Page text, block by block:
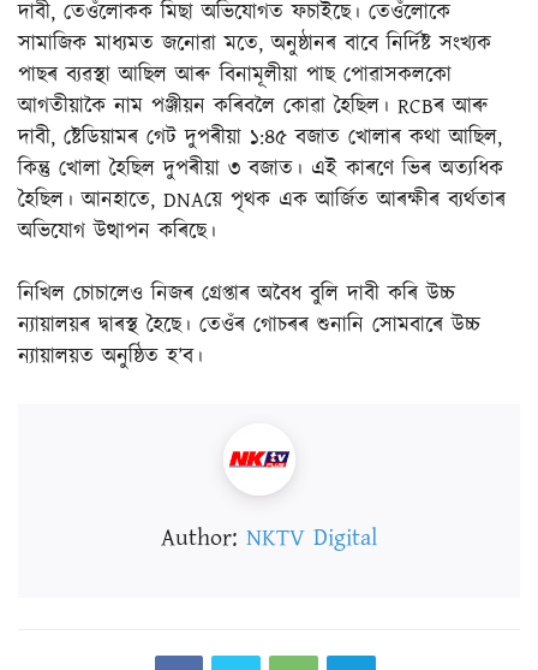
দাবী, তেওঁলোকক মিছা অভিযোগত ফচাইছে। তেওঁলোকে
সামাজিক মাধ্যমত জনোৱা মতে, অনুষ্ঠানৰ বাবে নিৰ্দিষ্ট সংখ্যক
পাছৰ ব্যৱস্থা আছিল আৰু বিনামূলীয়া পাছ পোৱাসকলকো
আগতীয়াকৈ নাম পঞ্জীয়ন কৰিবলৈ কোৱা হৈছিল। RCBৰ আৰু
দাবী, ষ্টেডিয়ামৰ গেট দুপৰীয়া ১:৪৫ বজাত খোলাৰ কথা আছিল,
কিন্তু খোলা হৈছিল দুপৰীয়া ৩ বজাত। এই কাৰণে ভিৰ অত্যধিক
হৈছিল। আনহাতে, DNAয়ে পৃথক এক আৰ্জিত আৰক্ষীৰ ব্যৰ্থতাৰ
অভিযোগ উত্থাপন কৰিছে।
নিখিল চোচালেও নিজৰ গ্ৰেপ্তাৰ অবৈধ বুলি দাবী কৰি উচ্চ
ন্যায়ালয়ৰ দ্বাৰস্থ হৈছে। তেওঁৰ গোচৰৰ শুনানি সোমবাৰে উচ্চ
ন্যায়ালয়ত অনুষ্ঠিত হ’ব।
Author: NKTV Digital